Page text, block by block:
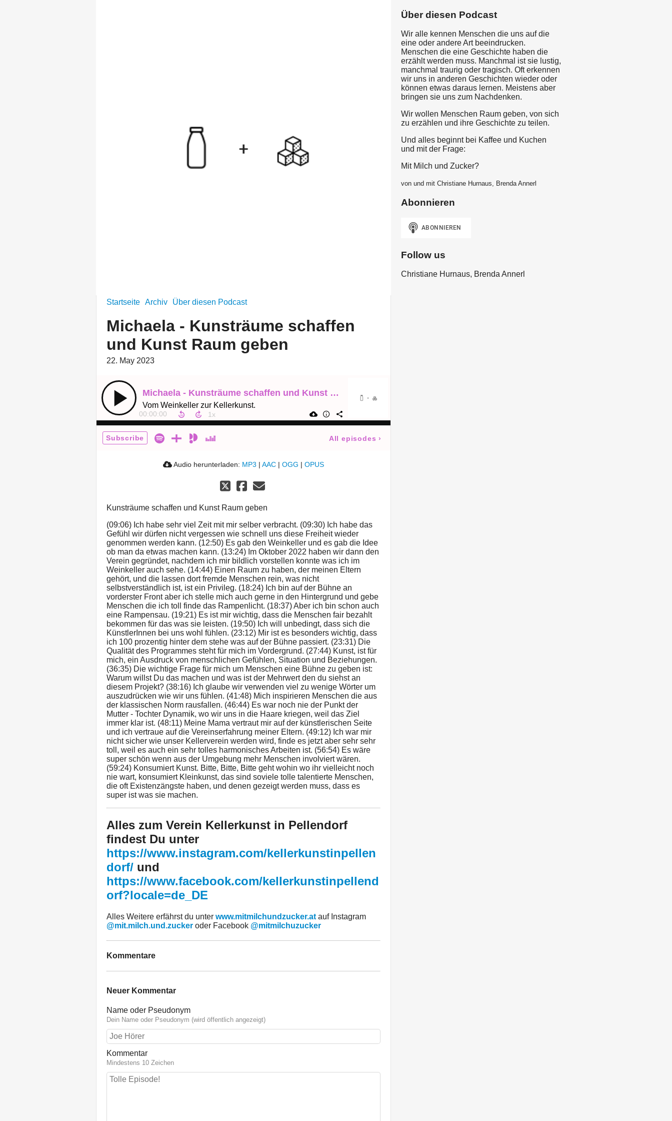
Startseite Archiv Über diesen Podcast
Michaela - Kunsträume schaffen
und Kunst Raum geben
22. May 2023
Michaela - Kunsträume schaffen und Kunst Raum geben
Vom Weinkeller zur Kellerkunst.
00:00:00
Subscribe All episodes ›
Audio herunterladen: MP3 | AAC | OGG | OPUS
Kunsträume schaffen und Kunst Raum geben
(09:06) Ich habe sehr viel Zeit mit mir selber verbracht. (09:30) Ich habe das
Gefühl wir dürfen nicht vergessen wie schnell uns diese Freiheit wieder
genommen werden kann. (12:50) Es gab den Weinkeller und es gab die Idee
ob man da etwas machen kann. (13:24) Im Oktober 2022 haben wir dann den
Verein gegründet, nachdem ich mir bildlich vorstellen konnte was ich im
Weinkeller auch sehe. (14:44) Einen Raum zu haben, der meinen Eltern
gehört, und die lassen dort fremde Menschen rein, was nicht
selbstverständlich ist, ist ein Privileg. (18:24) Ich bin auf der Bühne an
vorderster Front aber ich stelle mich auch gerne in den Hintergrund und gebe
Menschen die ich toll finde das Rampenlicht. (18:37) Aber ich bin schon auch
eine Rampensau. (19:21) Es ist mir wichtig, dass die Menschen fair bezahlt
bekommen für das was sie leisten. (19:50) Ich will unbedingt, dass sich die
KünstlerInnen bei uns wohl fühlen. (23:12) Mir ist es besonders wichtig, dass
ich 100 prozentig hinter dem stehe was auf der Bühne passiert. (23:31) Die
Qualität des Programmes steht für mich im Vordergrund. (27:44) Kunst, ist für
mich, ein Ausdruck von menschlichen Gefühlen, Situation und Beziehungen.
(36:35) Die wichtige Frage für mich um Menschen eine Bühne zu geben ist:
Warum willst Du das machen und was ist der Mehrwert den du siehst an
diesem Projekt? (38:16) Ich glaube wir verwenden viel zu wenige Wörter um
auszudrücken wie wir uns fühlen. (41:48) Mich inspirieren Menschen die aus
der klassischen Norm rausfallen. (46:44) Es war noch nie der Punkt der
Mutter - Tochter Dynamik, wo wir uns in die Haare kriegen, weil das Ziel
immer klar ist. (48:11) Meine Mama vertraut mir auf der künstlerischen Seite
und ich vertraue auf die Vereinserfahrung meiner Eltern. (49:12) Ich war mir
nicht sicher wie unser Kellerverein werden wird, finde es jetzt aber sehr sehr
toll, weil es auch ein sehr tolles harmonisches Arbeiten ist. (56:54) Es wäre
super schön wenn aus der Umgebung mehr Menschen involviert wären.
(59:24) Konsumiert Kunst. Bitte, Bitte, Bitte geht wohin wo ihr vielleicht noch
nie wart, konsumiert Kleinkunst, das sind soviele tolle talentierte Menschen,
die oft Existenzängste haben, und denen gezeigt werden muss, dass es
super ist was sie machen.
Alles zum Verein Kellerkunst in Pellendorf
findest Du unter
https://www.instagram.com/kellerkunstinpellen
dorf/ und
https://www.facebook.com/kellerkunstinpellend
orf?locale=de_DE
Alles Weitere erfährst du unter www.mitmilchundzucker.at auf Instagram
@mit.milch.und.zucker oder Facebook @mitmilchuzucker
Kommentare
Neuer Kommentar
Name oder Pseudonym
Dein Name oder Pseudonym (wird öffentlich angezeigt)
Kommentar
Mindestens 10 Zeichen
Über diesen Podcast
Wir alle kennen Menschen die uns auf die
eine oder andere Art beeindrucken.
Menschen die eine Geschichte haben die
erzählt werden muss. Manchmal ist sie lustig,
manchmal traurig oder tragisch. Oft erkennen
wir uns in anderen Geschichten wieder oder
können etwas daraus lernen. Meistens aber
bringen sie uns zum Nachdenken.
Wir wollen Menschen Raum geben, von sich
zu erzählen und ihre Geschichte zu teilen.
Und alles beginnt bei Kaffee und Kuchen
und mit der Frage:
Mit Milch und Zucker?
von und mit Christiane Hurnaus, Brenda Annerl
Abonnieren
Follow us
Christiane Hurnaus, Brenda Annerl